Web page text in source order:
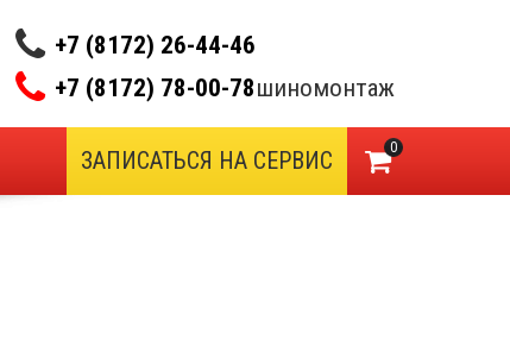
+7 (8172) 26-44-46
+7 (8172) 78-00-78шиномонтаж
0
ЗАПИСАТЬСЯ НА СЕРВИС